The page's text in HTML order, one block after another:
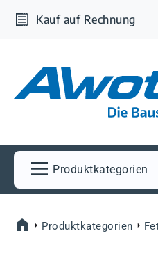
Hauptinhalt springen
Zur Suche springen
Zur Hauptnavigation
Kauf auf Rechnung
Produktkategorien
Produktkategorien